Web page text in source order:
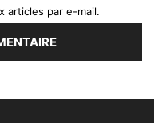
articles par e-mail.